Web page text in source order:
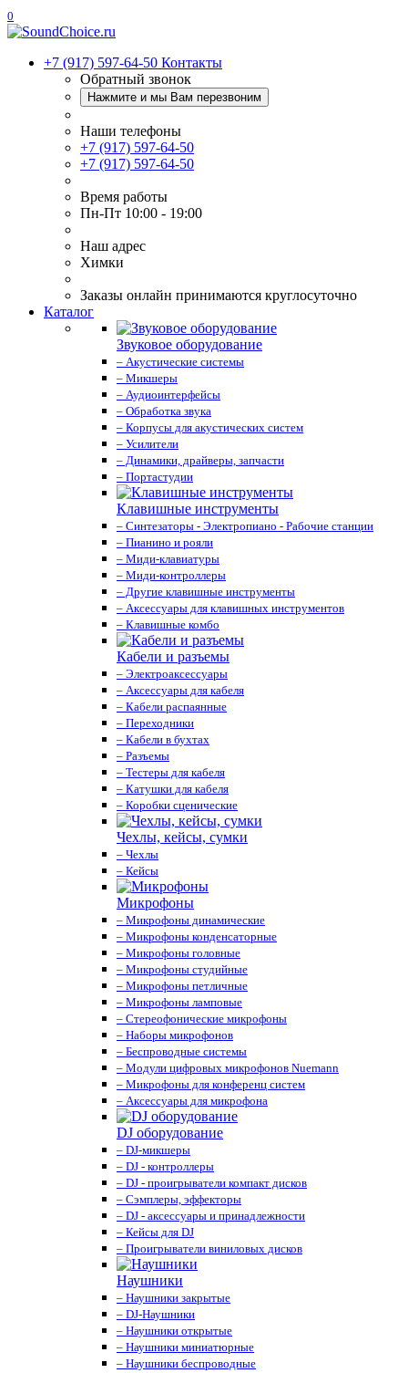
0
+7 (917) 597-64-50 Контакты
Обратный звонок
Нажмите и мы Вам перезвоним
Наши телефоны
+7 (917) 597-64-50
+7 (917) 597-64-50
Время работы
Пн-Пт 10:00 - 19:00
Наш адрес
Химки
Заказы онлайн принимаются круглосуточно
Каталог
Звуковое оборудование
– Акустические системы
– Микшеры
– Аудиоинтерфейсы
– Обработка звука
– Корпусы для акустических систем
– Усилители
– Динамики, драйверы, запчасти
– Портастудии
Клавишные инструменты
– Синтезаторы - Электропиано - Рабочие станции
– Пианино и рояли
– Миди-клавиатуры
– Миди-контроллеры
– Другие клавишные инструменты
– Аксессуары для клавишных инструментов
– Клавишные комбо
Кабели и разъемы
– Электроаксессуары
– Аксессуары для кабеля
– Кабели распаянные
– Переходники
– Кабели в бухтах
– Разъемы
– Тестеры для кабеля
– Катушки для кабеля
– Коробки сценические
Чехлы, кейсы, сумки
– Чехлы
– Кейсы
Микрофоны
– Микрофоны динамические
– Микрофоны конденсаторные
– Микрофоны головные
– Микрофоны студийные
– Микрофоны петличные
– Микрофоны ламповые
– Стереофонические микрофоны
– Наборы микрофонов
– Беспроводные системы
– Модули цифровых микрофонов Nuemann
– Микрофоны для конференц систем
– Аксессуары для микрофона
DJ оборудование
– DJ-микшеры
– DJ - контроллеры
– DJ - проигрыватели компакт дисков
– Сэмплеры, эффекторы
– DJ - аксессуары и принадлежности
– Кейсы для DJ
– Проигрыватели виниловых дисков
Наушники
– Наушники закрытые
– DJ-Наушники
– Наушники открытые
– Наушники миниатюрные
– Наушники беспроводные